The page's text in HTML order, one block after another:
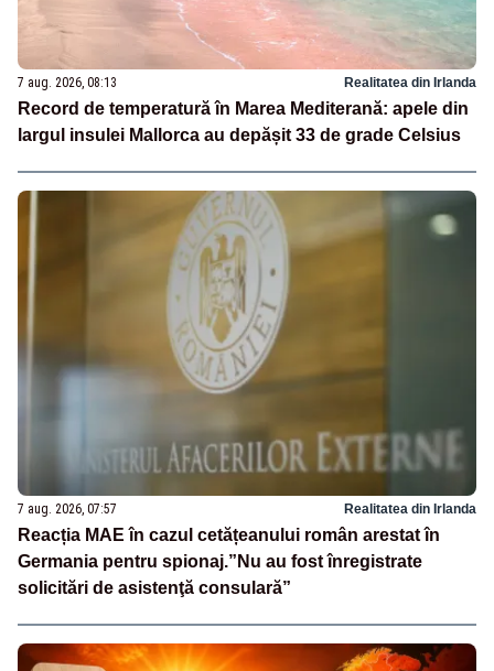
7 aug. 2026, 08:13 Realitatea din Irlanda
Record de temperatură în Marea Mediterană: apele din
largul insulei Mallorca au depășit 33 de grade Celsius
7 aug. 2026, 07:57 Realitatea din Irlanda
Reacția MAE în cazul cetățeanului român arestat în
Germania pentru spionaj.”Nu au fost înregistrate
solicitări de asistenţă consulară”